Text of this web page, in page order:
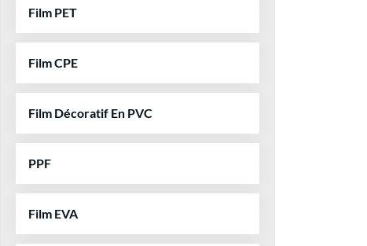
Film PET
Film CPE
Film Décoratif En PVC
PPF
Film EVA